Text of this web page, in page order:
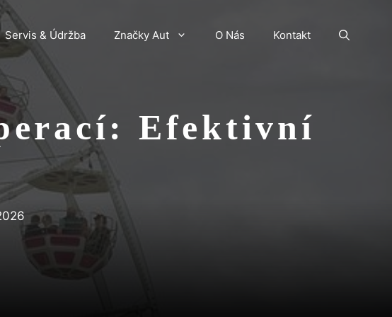
Servis & Údržba Značky Aut O Nás Kontakt
Efektivní